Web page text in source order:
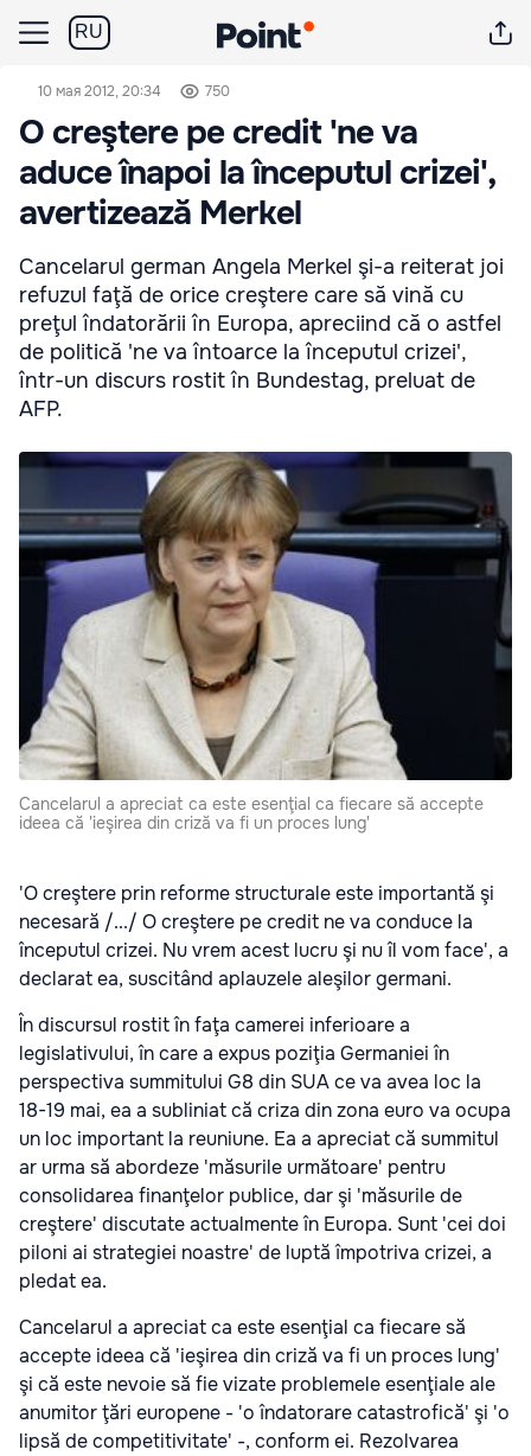
RU
10 мая 2012, 20:34 750
O creştere pe credit 'ne va
aduce înapoi la începutul crizei',
avertizează Merkel
Cancelarul german Angela Merkel şi-a reiterat joi
refuzul faţă de orice creştere care să vină cu
preţul îndatorării în Europa, apreciind că o astfel
de politică 'ne va întoarce la începutul crizei',
într-un discurs rostit în Bundestag, preluat de
AFP.
Cancelarul a apreciat ca este esenţial ca fiecare să accepte
ideea că 'ieşirea din criză va fi un proces lung'
'O creştere prin reforme structurale este importantă şi
necesară /.../ O creştere pe credit ne va conduce la
începutul crizei. Nu vrem acest lucru şi nu îl vom face', a
declarat ea, suscitând aplauzele aleşilor germani.
În discursul rostit în faţa camerei inferioare a
legislativului, în care a expus poziţia Germaniei în
perspectiva summitului G8 din SUA ce va avea loc la
18-19 mai, ea a subliniat că criza din zona euro va ocupa
un loc important la reuniune. Ea a apreciat că summitul
ar urma să abordeze 'măsurile următoare' pentru
consolidarea finanţelor publice, dar şi 'măsurile de
creştere' discutate actualmente în Europa. Sunt 'cei doi
piloni ai strategiei noastre' de luptă împotriva crizei, a
pledat ea.
Cancelarul a apreciat ca este esenţial ca fiecare să
accepte ideea că 'ieşirea din criză va fi un proces lung'
şi că este nevoie să fie vizate problemele esenţiale ale
anumitor ţări europene - 'o îndatorare catastrofică' şi 'o
lipsă de competitivitate' -, conform ei. Rezolvarea